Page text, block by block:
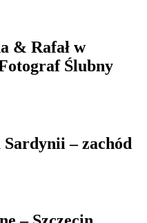
& Rafał w
Ślubny
Sardynii – zachód